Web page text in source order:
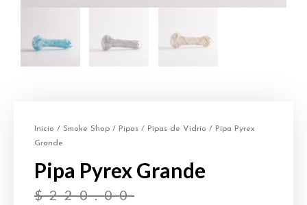
Inicio / Smoke Shop / Pipas / Pipas de Vidrio / Pipa Pyrex
Grande
Pipa Pyrex Grande
$220.00